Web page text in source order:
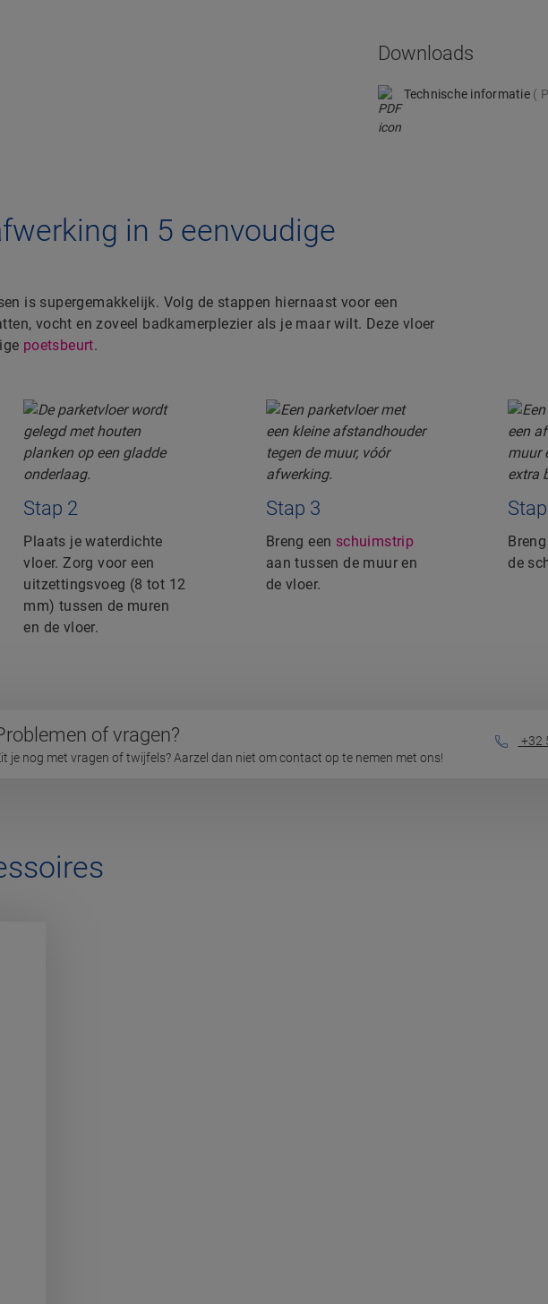
Downloads
Technische informatie
in 5 eenvoudige
is supergemakkelijk. Volg de stappen hiernaast voor een
vocht en zoveel badkamerplezier als je maar wilt. Deze vloer
poetsbeurt.
Stap 2
Plaats je waterdichte
vloer. Zorg voor een
uitzettingsvoeg (8 tot 12
mm) tussen de muren
en de vloer.
Stap 3
Breng een schuimstrip
aan tussen de muur en
de vloer.
Breng
de
of vragen?
je nog met vragen of twijfels? Aarzel dan niet om contact op te nemen met ons!
+32